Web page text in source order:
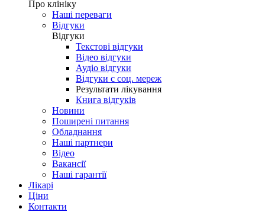
Про клініку
Наші переваги
Відгуки
Відгуки
Текстові відгуки
Відео відгуки
Аудіо відгуки
Відгуки с соц. мереж
Результати лікування
Книга відгуків
Новини
Поширені питання
Обладнання
Наші партнери
Відео
Вакансії
Наші гарантії
Лікарі
Ціни
Контакти